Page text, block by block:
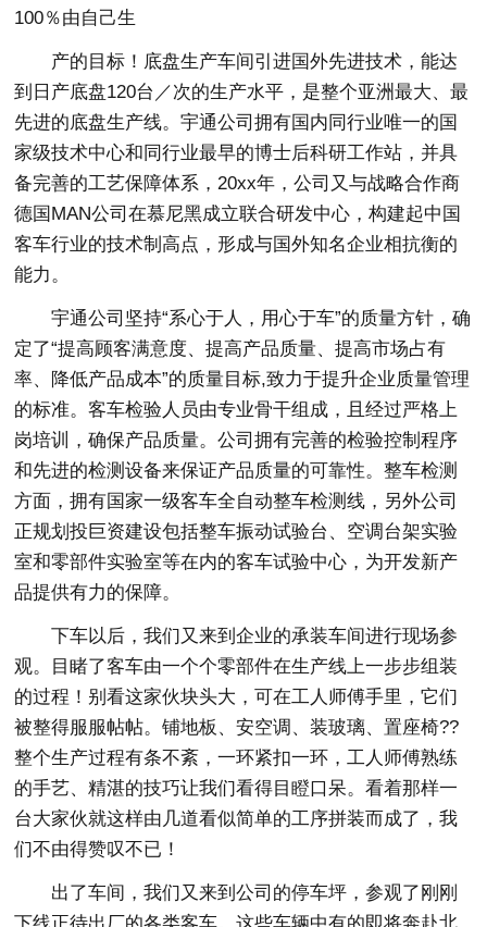
100％由自己生
产的目标！底盘生产车间引进国外先进技术，能达
到日产底盘120台／次的生产水平，是整个亚洲最大、最
先进的底盘生产线。宇通公司拥有国内同行业唯一的国
家级技术中心和同行业最早的博士后科研工作站，并具
备完善的工艺保障体系，20xx年，公司又与战略合作商
德国MAN公司在慕尼黑成立联合研发中心，构建起中国
客车行业的技术制高点，形成与国外知名企业相抗衡的
能力。
宇通公司坚持“系心于人，用心于车”的质量方针，确
定了“提高顾客满意度、提高产品质量、提高市场占有
率、降低产品成本”的质量目标,致力于提升企业质量管理
的标准。客车检验人员由专业骨干组成，且经过严格上
岗培训，确保产品质量。公司拥有完善的检验控制程序
和先进的检测设备来保证产品质量的可靠性。整车检测
方面，拥有国家一级客车全自动整车检测线，另外公司
正规划投巨资建设包括整车振动试验台、空调台架实验
室和零部件实验室等在内的客车试验中心，为开发新产
品提供有力的保障。
下车以后，我们又来到企业的承装车间进行现场参
观。目睹了客车由一个个零部件在生产线上一步步组装
的过程！别看这家伙块头大，可在工人师傅手里，它们
被整得服服帖帖。铺地板、安空调、装玻璃、置座椅??
整个生产过程有条不紊，一环紧扣一环，工人师傅熟练
的手艺、精湛的技巧让我们看得目瞪口呆。看着那样一
台大家伙就这样由几道看似简单的工序拼装而成了，我
们不由得赞叹不已！
出了车间，我们又来到公司的停车坪，参观了刚刚